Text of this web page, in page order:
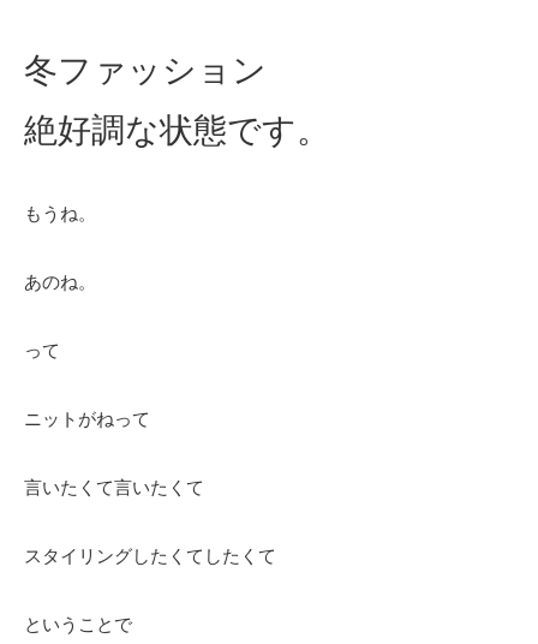
冬ファッション
絶好調な状態です。
もうね。
あのね。
って
ニットがねって
言いたくて言いたくて
スタイリングしたくてしたくて
ということで